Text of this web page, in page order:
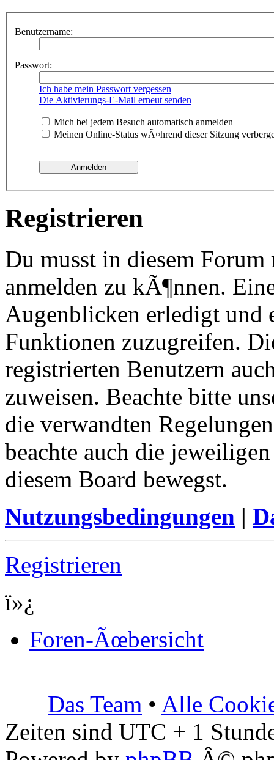
Benutzername:
Passwort:
Ich habe mein Passwort vergessen
Die Aktivierungs-E-Mail erneut senden
Mich bei jedem Besuch automatisch anmelden
Meinen Online-Status wÃ¤hrend dieser Sitzung
Registrieren
Du musst in diesem
anmelden zu kÃ¶nnen.
Augenblicken erledigt und
Funktionen zuzugreifen.
registrierten Benutzern
zuweisen. Beachte bitte
die verwandten
beachte auch die
diesem Board bewegst.
Nutzungsbedingungen |
Registrieren
ï»¿
Foren-Ãœbersicht
Das Team • Alle
Zeiten sind UTC + 1